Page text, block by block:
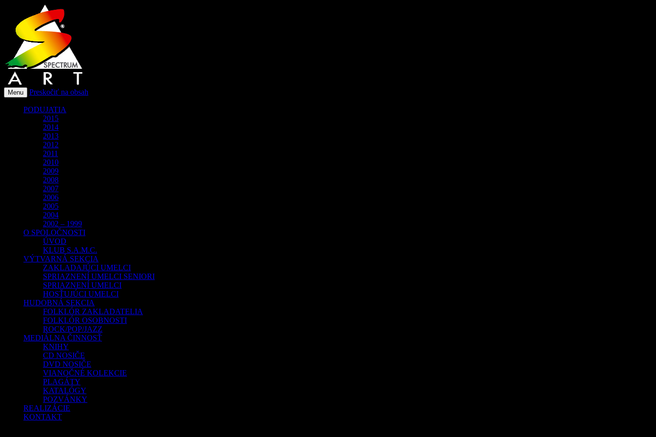
Spectrum-Art
O spoločnosti Spectrum Art
Menu Preskočiť na obsah
PODUJATIA
2015
2014
2013
2012
2011
2010
2009
2008
2007
2006
2005
2004
2002 – 1999
O SPOLOČNOSTI
ÚVOD
KLUB S.A.M.C.
VÝTVARNÁ SEKCIA
ZAKLADAJÚCI UMELCI
SPRIAZNENÍ UMELCI SENIORI
SPRIAZNENÍ UMELCI
HOSŤUJÚCI UMELCI
HUDOBNÁ SEKCIA
FOLKLÓR ZAKLADATELIA
FOLKLÓR OSOBNOSTI
ROCK/POP/JAZZ
MEDIÁLNA ČINNOSŤ
KNIHY
CD NOSIČE
DVD NOSIČE
VIANOČNÉ KOLEKCIE
PLAGÁTY
KATALÓGY
POZVÁNKY
REALIZÁCIE
KONTAKT